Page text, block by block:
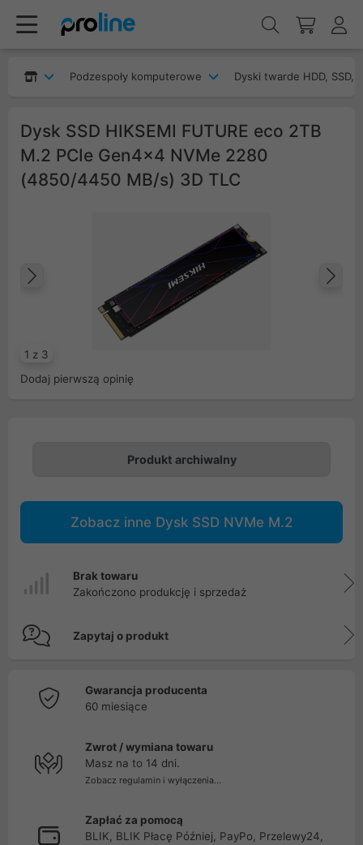
Podzespoły komputerowe Dyski twarde HDD, SSD,
Dysk SSD HIKSEMI FUTURE eco 2TB
M.2 PCIe Gen4x4 NVMe 2280
(4850/4450 MB/s) 3D TLC
1 z 3
Poprzedni
Dodaj pierwszą opinię
Produkt archiwalny
Zobacz inne Dysk SSD NVMe M.2
Brak towaru
Zakończono produkcję i sprzedaż
Zapytaj o produkt
Gwarancja producenta
60 miesiące
Zwrot / wymiana towaru
Masz na to 14 dni.
Zobacz regulamin i wyłączenia...
Zapłać za pomocą
BLIK, BLIK Płacę Później, PayPo, Przelewy24,